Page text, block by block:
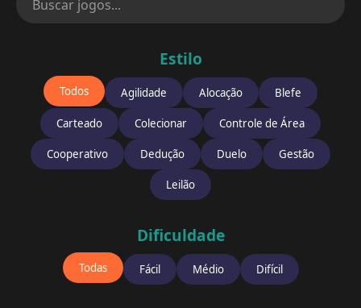
Estilo
Todos Agilidade Alocação Blefe
Carteado Colecionar Controle de Área
Cooperativo Dedução Duelo Gestão
Leilão
Dificuldade
Todas Fácil Médio Difícil